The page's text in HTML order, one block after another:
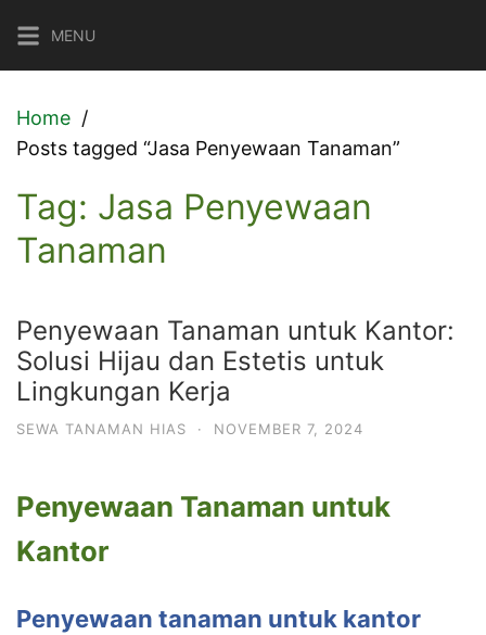
to
MENU
Home
Posts tagged “Jasa Penyewaan Tanaman”
Tag: Jasa Penyewaan
Tanaman
Penyewaan Tanaman untuk Kantor:
Solusi Hijau dan Estetis untuk
Lingkungan Kerja
SEWA TANAMAN HIAS · NOVEMBER 7, 2024
Penyewaan Tanaman untuk
Kantor
Penyewaan tanaman untuk kantor